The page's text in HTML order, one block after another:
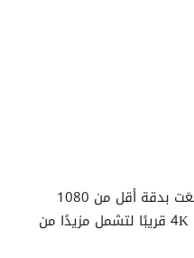
ستنطلق الميزة للمقاطع التي أُرفعَت بدقة أقل من 1080
بكسل، وتخطّط المنصة لدعم دقة 4K قريبًا لتشمل مزيدًا من